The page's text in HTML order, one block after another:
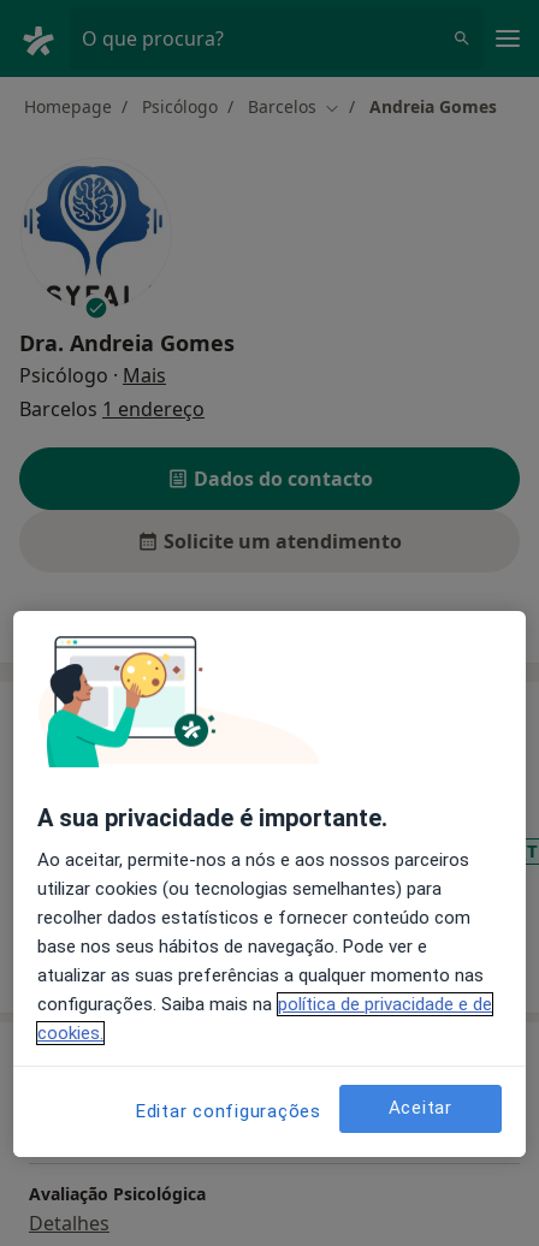
O que procura?
Homepage Psicólogo Barcelos Mudar de cidade
Andreia Gomes
Dra. Andreia Gomes
Psicólogo · Mais
Barcelos 1 endereço
Dados do contacto
Solicite um atendimento
Opiniões
Experiência
Principais doenças tratadas
Transtornos de Aprendizagem
Transtorno de Déficit de Atenção com Hiperatividade
Ansiedade Da Separação
+7 a11y_sr_more_diseases
Mostrar mais detalhes
sobre a experiência
Serviços e preços
Primeira consulta Psicologia
Avaliação Psicológica
Detalhes
A sua privacidade é importante.
Ao aceitar, permite-nos a nós e aos nossos parceiros
utilizar cookies (ou tecnologias semelhantes) para
recolher dados estatísticos e fornecer conteúdo com
base nos seus hábitos de navegação. Pode ver e
atualizar as suas preferências a qualquer momento nas
configurações. Saiba mais na política de privacidade e de
cookies.
Editar configurações Aceitar